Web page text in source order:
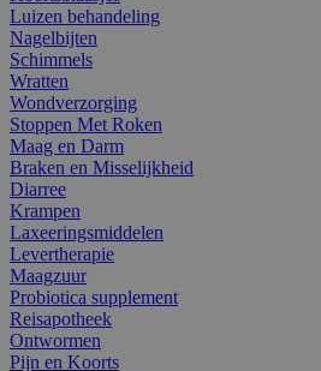
Luizen behandeling
Nagelbijten
Schimmels
Wratten
Wondverzorging
Stoppen Met Roken
Maag en Darm
Braken en Misselijkheid
Diarree
Krampen
Laxeeringsmiddelen
Levertherapie
Maagzuur
Probiotica supplement
Reisapotheek
Ontwormen
Pijn en Koorts